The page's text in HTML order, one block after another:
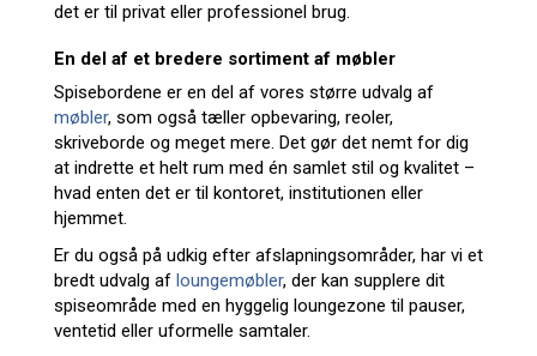
det er til privat eller professionel brug.
En del af et bredere sortiment af møbler
Spisebordene er en del af vores større udvalg af
møbler, som også tæller opbevaring, reoler,
skriveborde og meget mere. Det gør det nemt for dig
at indrette et helt rum med én samlet stil og kvalitet –
hvad enten det er til kontoret, institutionen eller
hjemmet.
Er du også på udkig efter afslapningsområder, har vi et
bredt udvalg af loungemøbler, der kan supplere dit
spiseområde med en hyggelig loungezone til pauser,
ventetid eller uformelle samtaler.